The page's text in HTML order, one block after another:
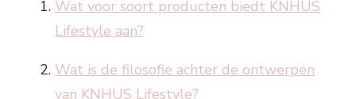
Wat voor soort producten biedt KNHUS
Lifestyle aan?
Wat is de filosofie achter de ontwerpen
van KNHUS Lifestyle?